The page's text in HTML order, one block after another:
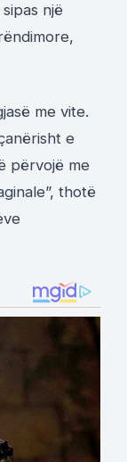
një
me vite.
e
përvojë me
thotë